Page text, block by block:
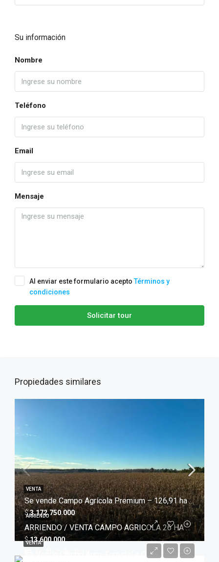
Su información
Nombre
Teléfono
Email
Mensaje
Al enviar este formulario aceptoTérminos y
condiciones
Solicitar tour
Propiedades similares
Se vende Campo Agrícola Premium – 126,91 ha | Ideal para Proyecto de Avellanos | Mulchén
$3.172.750.000
VENTA
ARRIENDO / VENTA CAMPO AGRICOLA 26 HA CON 2 CASAS. 20 MINUTOS DE MULCHEN
$13.600.000
ARRIENDO
Se Vende Campo Agro-Forestal a Orilla de Camino. Solo a 25 km de Los Angeles
VENTA